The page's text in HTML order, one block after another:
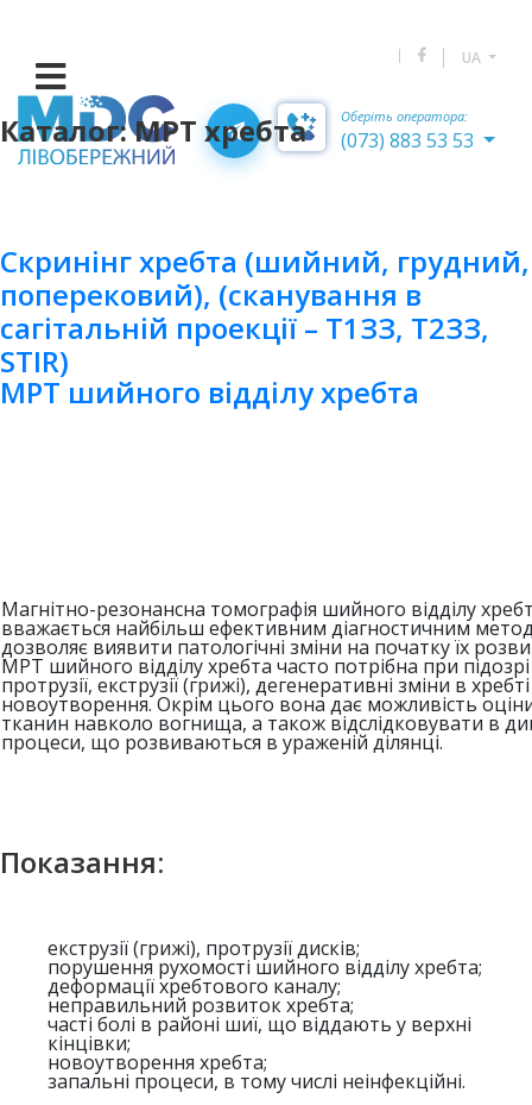
UA
Оберіть оператора:
(073) 883 53 53
Каталог:МРТ хребта
Скринінг хребта (шийний, грудний,
поперековий), (сканування в
сагітальній проекції – Т1ЗЗ, Т2ЗЗ,
STIR)
МРТ шийного відділу хребта
Магнітно-резонансна томографія шийного відділу
вважається найбільш ефективним діагностичним
дозволяє виявити патологічні зміни на початку їх
МРТ шийного відділу хребта часто потрібна при
протрузії, екструзії (грижі), дегенеративні зміни в
новоутворення. Окрім цього вона дає можливість
тканин навколо вогнища, а також відслідковувати в
процеси, що розвиваються в ураженій ділянці.
Показання:
екструзії (грижі), протрузії дисків;
порушення рухомості шийного відділу хребта;
деформації хребтового каналу;
неправильний розвиток хребта;
часті болі в районі шиї, що віддають у верхні
кінцівки;
новоутворення хребта;
запальні процеси, в тому числі неінфекційні.